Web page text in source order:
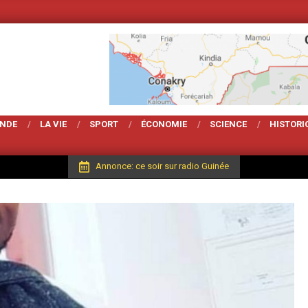
Votre Magarzine
LA VIE SPORT ÉCONOMIE SCIENCE
Annonce: ce soir sur radio Guinée